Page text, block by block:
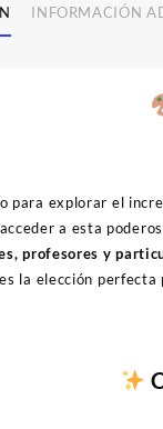
INFORMACIÓN
para explorar el
a esta
profesores y
la elección